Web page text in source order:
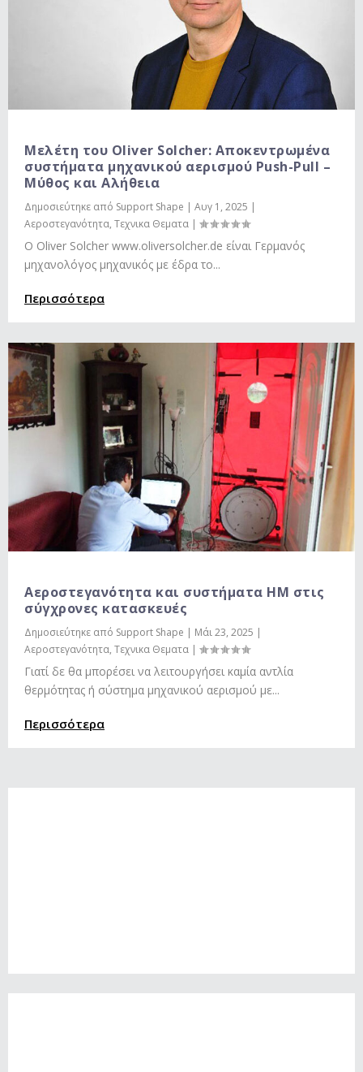
Μελέτη του Oliver Solcher: Αποκεντρωμένα
συστήματα μηχανικού αερισμού Push-Pull –
Μύθος και Αλήθεια
Δημοσιεύτηκε από Support Shape | Αυγ 1, 2025 |
Αεροστεγανότητα, Τεχνικα Θεματα |
Ο Oliver Solcher www.oliversolcher.de είναι Γερμανός
μηχανολόγος μηχανικός με έδρα το...
Περισσότερα
Αεροστεγανότητα και συστήματα ΗΜ στις
σύγχρονες κατασκευές
Δημοσιεύτηκε από Support Shape | Μάι 23, 2025 |
Αεροστεγανότητα, Τεχνικα Θεματα |
Γιατί δε θα μπορέσει να λειτουργήσει καμία αντλία
θερμότητας ή σύστημα μηχανικού αερισμού με...
Περισσότερα